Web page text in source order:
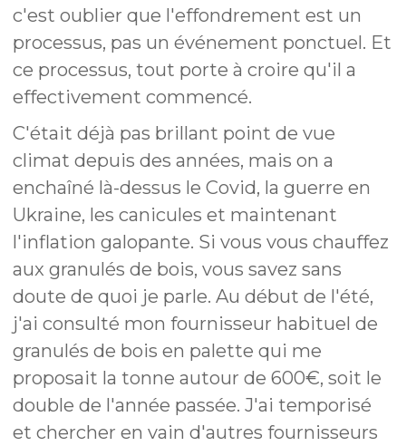
c'est oublier que l'effondrement est un
processus, pas un événement ponctuel. Et
ce processus, tout porte à croire qu'il a
effectivement commencé.
C'était déjà pas brillant point de vue
climat depuis des années, mais on a
enchaîné là-dessus le Covid, la guerre en
Ukraine, les canicules et maintenant
l'inflation galopante. Si vous vous chauffez
aux granulés de bois, vous savez sans
doute de quoi je parle. Au début de l'été,
j'ai consulté mon fournisseur habituel de
granulés de bois en palette qui me
proposait la tonne autour de 600€, soit le
double de l'année passée. J'ai temporisé
et chercher en vain d'autres fournisseurs